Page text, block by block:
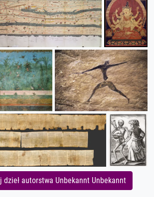
dzieł autorstwa Unbekannt Unbekannt